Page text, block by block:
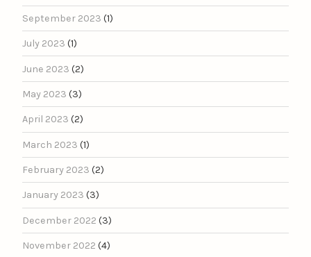
September 2023 (1)
July 2023 (1)
June 2023 (2)
May 2023 (3)
April 2023 (2)
March 2023 (1)
February 2023 (2)
January 2023 (3)
December 2022 (3)
November 2022 (4)